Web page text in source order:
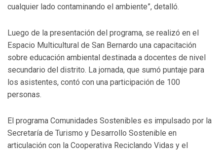
cualquier lado contaminando el ambiente”, detalló.
Luego de la presentación del programa, se realizó en el
Espacio Multicultural de San Bernardo una capacitación
sobre educación ambiental destinada a docentes de nivel
secundario del distrito. La jornada, que sumó puntaje para
los asistentes, contó con una participación de 100
personas.
El programa Comunidades Sostenibles es impulsado por la
Secretaría de Turismo y Desarrollo Sostenible en
articulación con la Cooperativa Reciclando Vidas y el